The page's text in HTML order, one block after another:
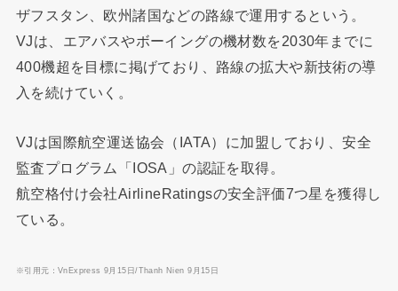
ザフスタン、欧州諸国などの路線で運用するという。
VJは、エアバスやボーイングの機材数を2030年までに
400機超を目標に掲げており、路線の拡大や新技術の導
入を続けていく。
VJは国際航空運送協会（IATA）に加盟しており、安全
監査プログラム「IOSA」の認証を取得。
航空格付け会社AirlineRatingsの安全評価7つ星を獲得し
ている。
※引用元：VnExpress 9月15日/Thanh Nien 9月15日